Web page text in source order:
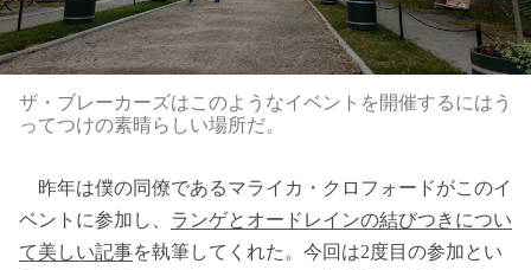
ザ・ブレーカーズはこのようなイベントを開催するにはう
ってつけの素晴らしい場所だ。
昨年は僕の同僚であるマライカ・クロフォードがこのイ
ベントに参加し、 ランゲとオードレインの結びつきについ
て美しい記事を執筆してくれた。今回は2度目の参加とい